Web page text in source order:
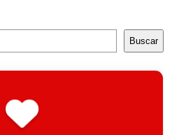
Buscar